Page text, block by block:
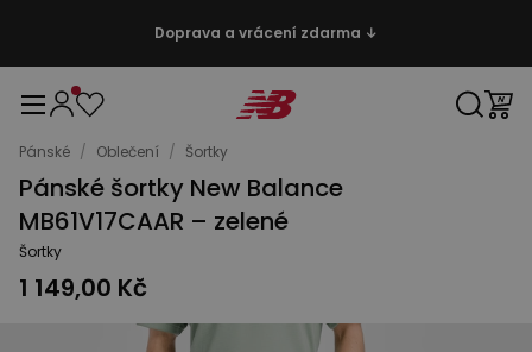
Doprava a vrácení zdarma ↓
Pánské / Oblečení / Šortky
Pánské šortky New Balance
MB61V17CAAR – zelené
Šortky
1 149,00 Kč